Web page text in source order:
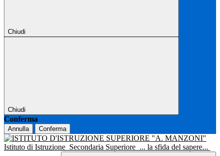
Chiudi
Chiudi
Conferma
Annulla Conferma
Istituto di Istruzione Secondaria Superiore ... la sfida del sapere...